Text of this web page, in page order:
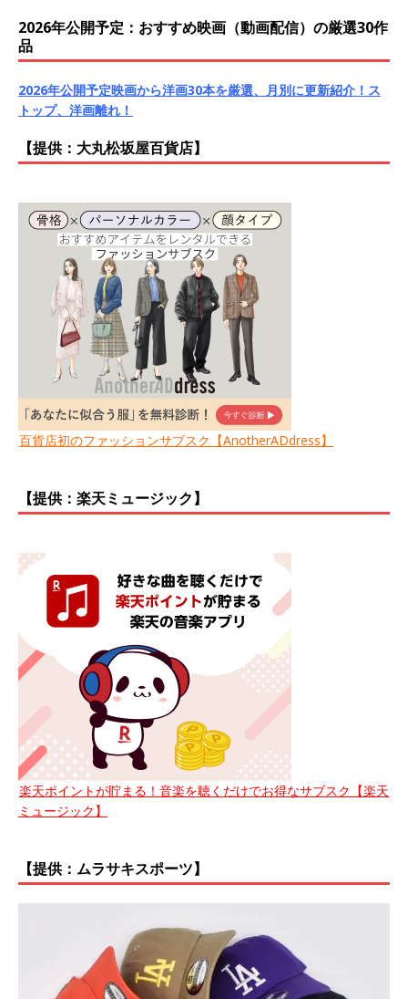
2026年公開予定：おすすめ映画（動画配信）の厳選30作
品
2026年公開予定映画から洋画30本を厳選、月別に更新紹介！ス
トップ、洋画離れ！
【提供：大丸松坂屋百貨店】
百貨店初のファッションサブスク【AnotherADdress】
【提供：楽天ミュージック】
楽天ポイントが貯まる！音楽を聴くだけでお得なサブスク【楽天
ミュージック】
【提供：ムラサキスポーツ】